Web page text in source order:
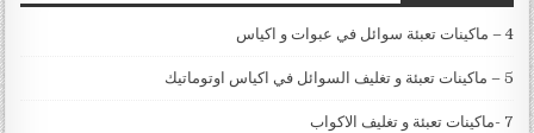
4 – ماكينات تعبئة سوائل في عبوات و اكياس
5 – ماكينات تعبئة و تغليف السوائل في اكياس اوتوماتيك
7 -ماكينات تعبئة و تغليف الاكواب